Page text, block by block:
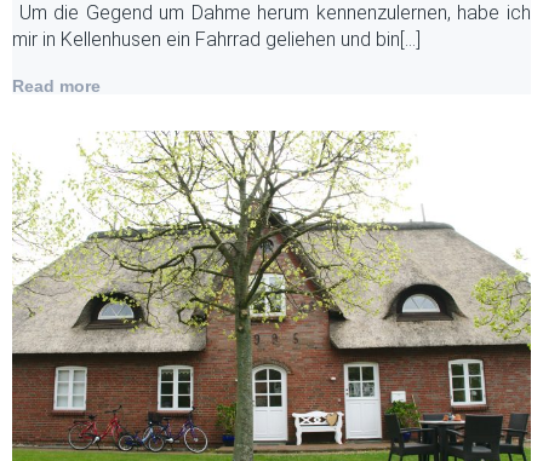
Um die Gegend um Dahme herum kennenzulernen, habe ich
mir in Kellenhusen ein Fahrrad geliehen und bin[…]
Read more